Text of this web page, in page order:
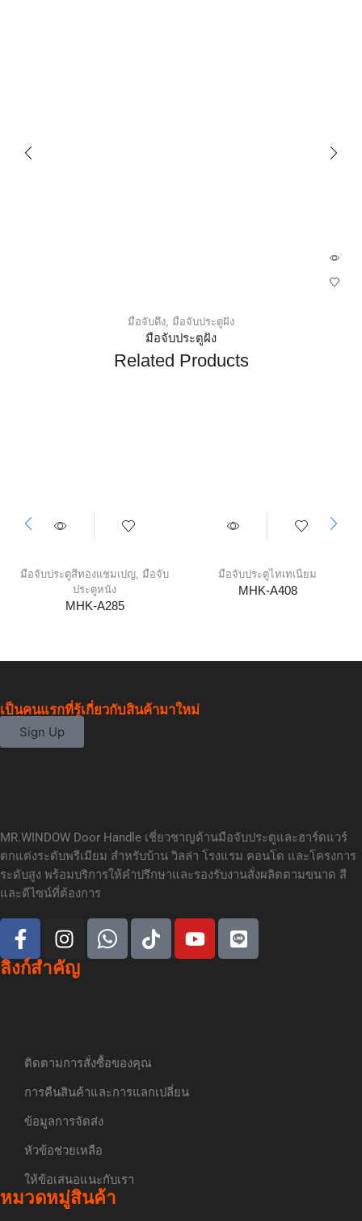
มือจับดึง, มือจับประตูฝัง
มือจับประตูฝัง
Related Products
มือจับประตูสีทองแชมเปญ, มือจับ
ประตูหนัง
MHK-A285
มือจับประตูไทเทเนียม
MHK-A408
เป็นคนแรกที่รู้เกี่ยวกับสินค้ามาใหม่
Sign Up
MR.WINDOW Door Handle เชี่ยวชาญด้านมือจับประตูและฮาร์ดแวร์
ตกแต่งระดับพรีเมียม สำหรับบ้าน วิลล่า โรงแรม คอนโด และโครงการ
ระดับสูง พร้อมบริการให้คำปรึกษาและรองรับงานสั่งผลิตตามขนาด สี
และดีไซน์ที่ต้องการ
ลิงก์สำคัญ
ติดตามการสั่งซื้อของคุณ
การคืนสินค้าและการแลกเปลี่ยน
ข้อมูลการจัดส่ง
หัวข้อช่วยเหลือ
ให้ข้อเสนอแนะกับเรา
หมวดหมู่สินค้า